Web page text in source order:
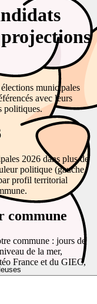
municipales
avec leurs
politiques.
2026 dans plus de
politique (gauche,
profil territorial
commune
commune : jours de
de la mer,
France et du GIEC,